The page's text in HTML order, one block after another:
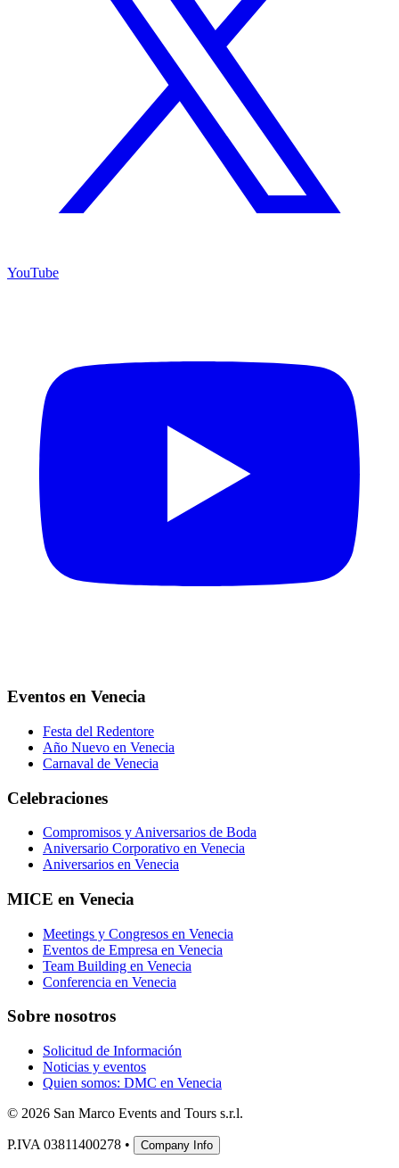
YouTube
Eventos en Venecia
Festa del Redentore
Año Nuevo en Venecia
Carnaval de Venecia
Celebraciones
Compromisos y Aniversarios de Boda
Aniversario Corporativo en Venecia
Aniversarios en Venecia
MICE en Venecia
Meetings y Congresos en Venecia
Eventos de Empresa en Venecia
Team Building en Venecia
Conferencia en Venecia
Sobre nosotros
Solicitud de Información
Noticias y eventos
Quien somos: DMC en Venecia
© 2026 San Marco Events and Tours s.r.l.
P.IVA 03811400278 • Company Info